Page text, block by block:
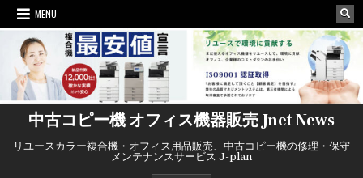
Skip
content
MENU
中古コピー機 オフィス機器販売 Jnet News
リユースカラー複合機・オフィス用品販売、中古コピー機の修理・保守
メンテナンスサービス J-plan